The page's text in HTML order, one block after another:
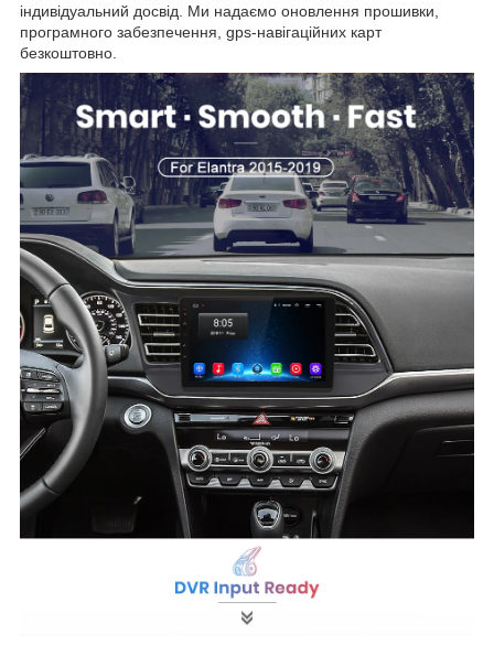
індивідуальний досвід. Ми надаємо оновлення прошивки,
програмного забезпечення, gps-навігаційних карт
безкоштовно.